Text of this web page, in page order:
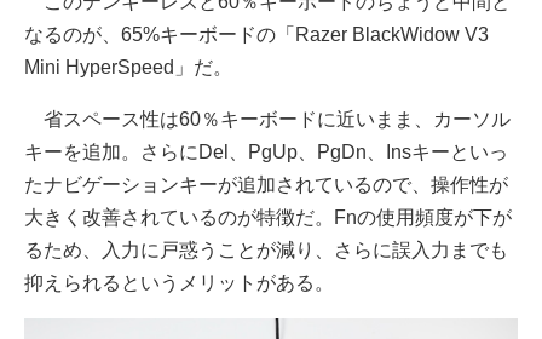
なるのが、65%キーボードの「Razer BlackWidow V3
Mini HyperSpeed」だ。
省スペース性は60％キーボードに近いまま、カーソル
キーを追加。さらにDel、PgUp、PgDn、Insキーといっ
たナビゲーションキーが追加されているので、操作性が
大きく改善されているのが特徴だ。Fnの使用頻度が下が
るため、入力に戸惑うことが減り、さらに誤入力までも
抑えられるというメリットがある。